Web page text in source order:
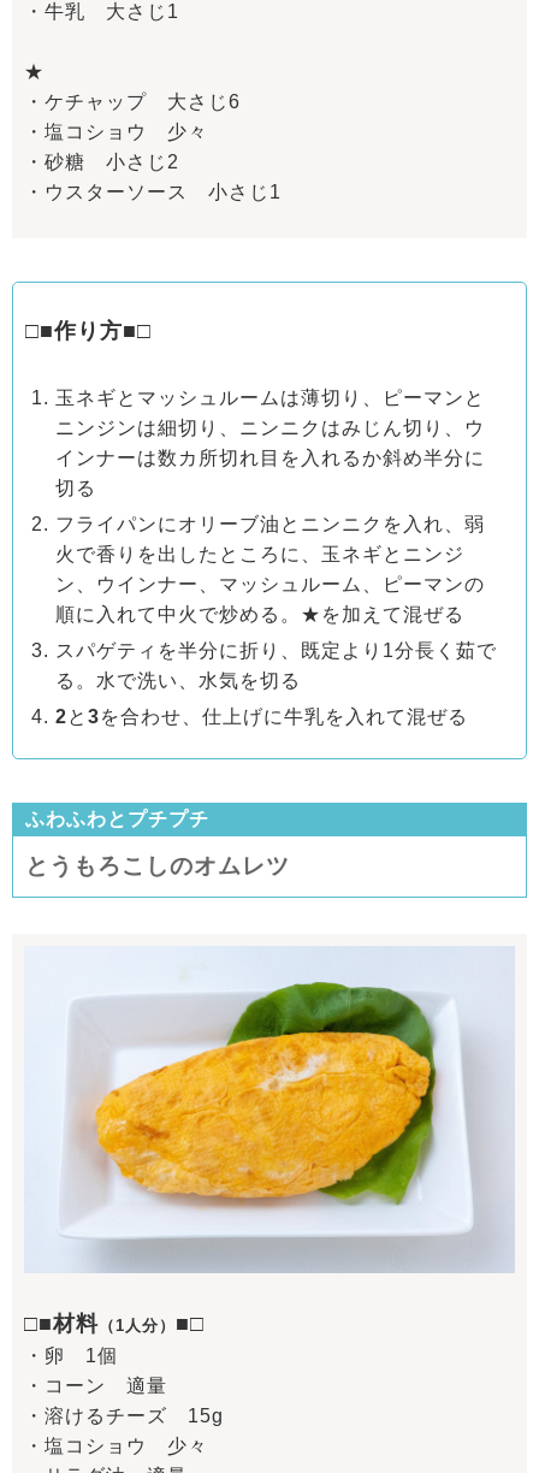
・牛乳 大さじ1
★
・ケチャップ 大さじ6
・塩コショウ 少々
・砂糖 小さじ2
・ウスターソース 小さじ1
□■作り方■□
玉ネギとマッシュルームは薄切り、ピーマンと
ニンジンは細切り、ニンニクはみじん切り、ウ
インナーは数カ所切れ目を入れるか斜め半分に
切る
フライパンにオリーブ油とニンニクを入れ、弱
火で香りを出したところに、玉ネギとニンジ
ン、ウインナー、マッシュルーム、ピーマンの
順に入れて中火で炒める。★を加えて混ぜる
スパゲティを半分に折り、既定より1分長く茹で
る。水で洗い、水気を切る
2と 3を合わせ、仕上げに牛乳を入れて混ぜる
ふわふわとプチプチ
とうもろこしのオムレツ
□■材料 （1人分） ■□
・卵 1個
・コーン 適量
・溶けるチーズ 15g
・塩コショウ 少々